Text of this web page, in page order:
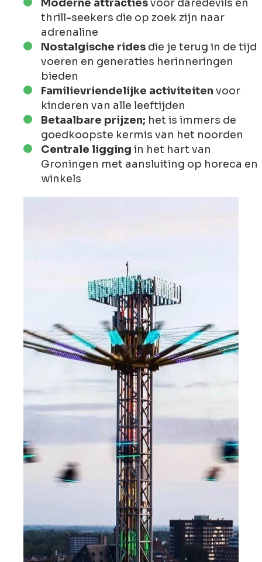
Moderne attractiesvoor daredevils en
thrill-seekers die op zoek zijn naar
adrenaline
Nostalgische rides die je terug in de tijd
voeren en generaties herinneringen
bieden
Familievriendelijke activiteiten voor
kinderen van alle leeftijden
Betaalbare prijzen; het is immers de
goedkoopste kermis van het noorden
Centrale ligging in het hart van
Groningen met aansluiting op horeca en
winkels